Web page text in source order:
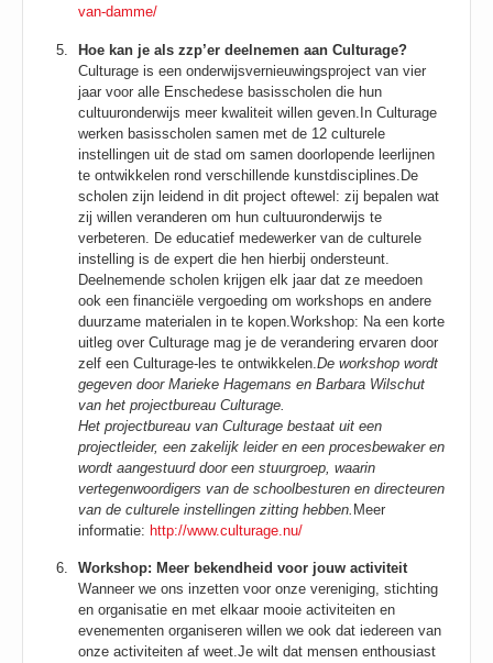
van-damme/
Hoe kan je als zzp’er deelnemen aan Culturage?
Culturage is een onderwijsvernieuwingsproject van vier
jaar voor alle Enschedese basisscholen die hun
cultuuronderwijs meer kwaliteit willen geven.In Culturage
werken basisscholen samen met de 12 culturele
instellingen uit de stad om samen doorlopende leerlijnen
te ontwikkelen rond verschillende kunstdisciplines. De
scholen zijn leidend in dit project oftewel: zij bepalen wat
zij willen veranderen om hun cultuuronderwijs te
verbeteren. De educatief medewerker van de culturele
instelling is de expert die hen hierbij ondersteunt.
Deelnemende scholen krijgen elk jaar dat ze meedoen
ook een financiële vergoeding om workshops en andere
duurzame materialen in te kopen.Workshop: Na een korte
uitleg over Culturage mag je de verandering ervaren door
zelf een Culturage-les te ontwikkelen.De workshop wordt
gegeven door Marieke Hagemans en Barbara Wilschut
van het projectbureau Culturage.
Het projectbureau van Culturage bestaat uit een
projectleider, een zakelijk leider en een procesbewaker en
wordt aangestuurd door een stuurgroep, waarin
vertegenwoordigers van de schoolbesturen en directeuren
van de culturele instellingen zitting hebben. Meer
informatie: http://www.culturage.nu/
Workshop: Meer bekendheid voor jouw activiteit
Wanneer we ons inzetten voor onze vereniging, stichting
en organisatie en met elkaar mooie activiteiten en
evenementen organiseren willen we ook dat iedereen van
onze activiteiten af weet.Je wilt dat mensen enthousiast